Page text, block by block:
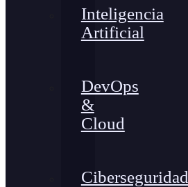
Inteligencia
Artificial
DevOps
&
Cloud
Ciberseguridad